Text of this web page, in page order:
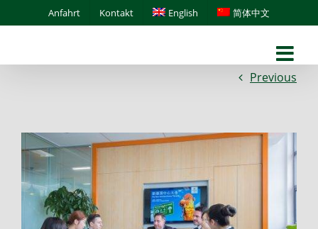
to
Anfahrt Kontakt English 简体中文
Previous